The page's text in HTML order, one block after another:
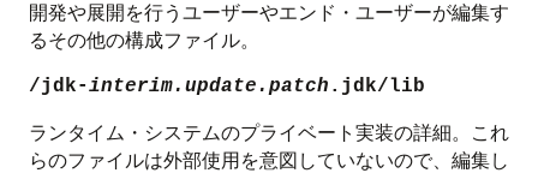
開発や展開を行うユーザーやエンド・ユーザーが編集す
るその他の構成ファイル。
/jdk-interim.update.patch .jdk/lib
ランタイム・システムのプライベート実装の詳細。これ
らのファイルは外部使用を意図していないので、編集し